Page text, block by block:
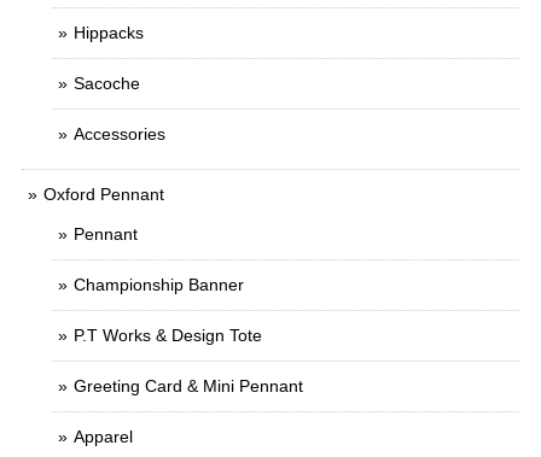
Hippacks
Sacoche
Accessories
Oxford Pennant
Pennant
Championship Banner
P.T Works & Design Tote
Greeting Card & Mini Pennant
Apparel